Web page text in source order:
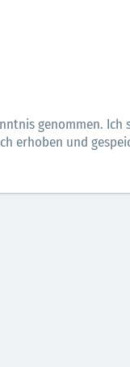
genommen. Ich
erhoben und